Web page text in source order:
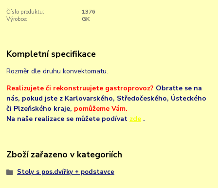
Číslo produktu:
1376
Výrobce:
GK
Kompletní specifikace
Rozměr dle druhu konvektomatu.
Realizujete či rekonstruujete gastroprovoz? Obraťte se na
nás, pokud jste z Karlovarského, Středočeského, Ústeckého
či Plzeňského kraje, pomůžeme Vám.
Na naše realizace se můžete podívat zde .
Zboží zařazeno v kategoriích
Stoly s pos.dvířky + podstavce